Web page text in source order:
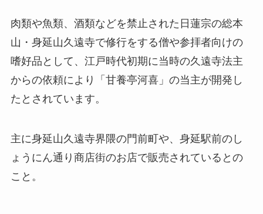
肉類や魚類、酒類などを禁止された日蓮宗の総本
山・身延山久遠寺で修行をする僧や参拝者向けの
嗜好品として、江戸時代初期に当時の久遠寺法主
からの依頼により「甘養亭河喜」の当主が開発し
たとされています。
主に身延山久遠寺界隈の門前町や、身延駅前のし
ょうにん通り商店街のお店で販売されているとの
こと。